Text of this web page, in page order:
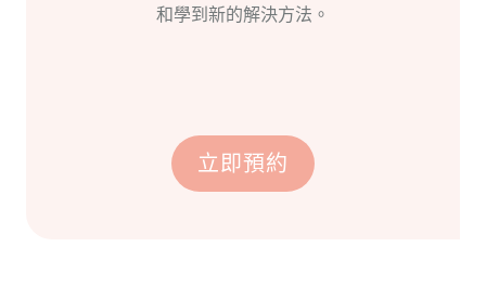
和學到新的解決方法。
立即預約